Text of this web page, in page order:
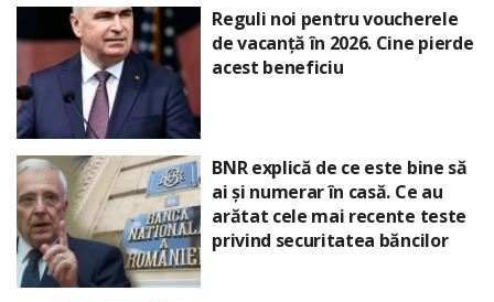
Reguli noi pentru voucherele
de vacanță în 2026. Cine pierde
acest beneficiu
BNR explică de ce este bine să
ai și numerar în casă. Ce au
arătat cele mai recente teste
privind securitatea băncilor